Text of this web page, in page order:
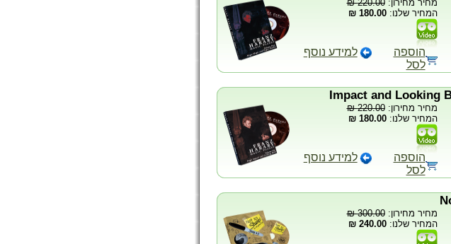
מחיר מחירון:220.00 ₪
המחיר שלנו:180.00 ₪
הוספה
לסל
למידע נוסף
מחיר מחירון:220.00 ₪
המחיר שלנו:180.00 ₪
הוספה
לסל
למידע נוסף
מחיר מחירון:300.00 ₪
המחיר שלנו:240.00 ₪